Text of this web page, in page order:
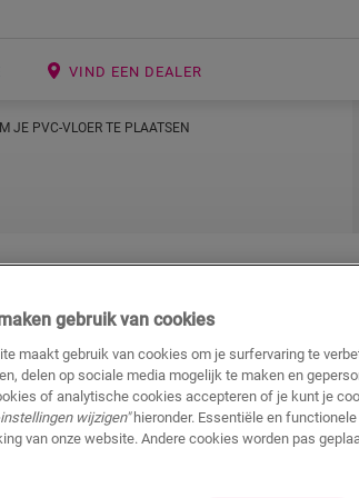
VIND EEN DEALER
JE PVC-VLOER TE PLAATSEN
om je
nodig hebben dankzij ons
gereedschappen bij de hand hebben
gebruik van cookies
maakt gebruik van cookies om je surfervaring te
delen op sociale media mogelijk te maken en
of analytische cookies accepteren of je kunt je
wijzigen"hieronder. Essentiële en
van onze website. Andere cookies worden pas